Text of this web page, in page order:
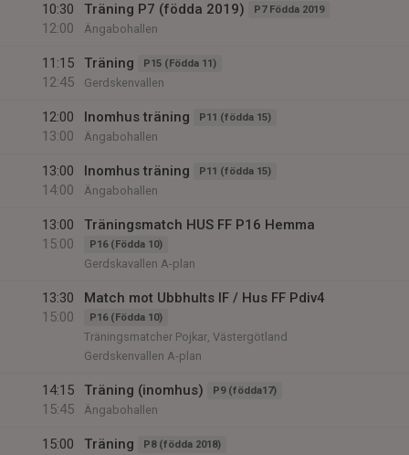
10:30
12:00
Träning P7 (födda 2019) P7 Födda 2019
Ängabohallen
11:15
12:45
Träning P15 (Födda 11)
Gerdskenvallen
12:00
13:00
Inomhus träning P11 (födda 15)
Ängabohallen
13:00
14:00
Inomhus träning P11 (födda 15)
Ängabohallen
13:00
15:00
Träningsmatch HUS FF P16 Hemma
P16 (Födda 10)
Gerdskavallen A-plan
13:30
15:00
Match mot Ubbhults IF / Hus FF Pdiv4
P16 (Födda 10)
Träningsmatcher Pojkar, Västergötland
Gerdskenvallen A-plan
14:15
15:45
Träning (inomhus) P9 (födda17)
Ängabohallen
15:00 Träning P8 (födda 2018)